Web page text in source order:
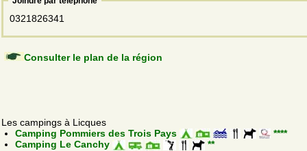
0321826341
Consulter le plan de la région
Les campings à Licques
Camping Pommiers des Trois Pays
****
Camping Le Canchy
**